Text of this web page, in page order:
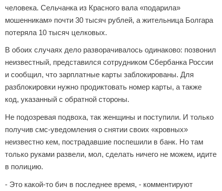
человека. Сельчанка из Красного вала «подарила»
мошенникам» почти 30 тысяч рублей, а жительница Болгара
потеряла 10 тысяч целковых.
В обоих случаях дело разворачивалось одинаково: позвонил
неизвестный, представился сотрудником Сбербанка России
и сообщил, что зарплатные карты заблокированы. Для
разблокировки нужно продиктовать номер карты, а также
код, указанный с обратной стороны.
Не подозревая подвоха, так женщины и поступили. И только
получив смс-уведомления о снятии своих «кровных»
неизвестно кем, пострадавшие поспешили в банк. Но там
только руками развели, мол, сделать ничего не можем, идите
в полицию.
- Это какой-то бич в последнее время, - комментируют